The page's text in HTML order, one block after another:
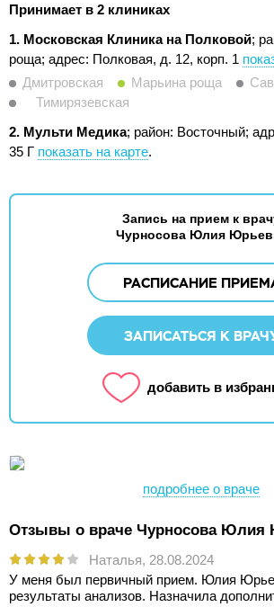
Принимает в 2 клиниках
1. Московская Клиника на Полковой;
роща; адрес: Полковая, д. 12, корп. 1
Дмитровская
Марьина роща
Тимирязевская
2. Мульти Медика; район: Восточный;
35 Г показать на карте.
Запись на прием к
Чурносова Юлия
РАСПИСАНИЕ
ЗАПИСАТЬСЯ К
добавить в
подробнее о враче
Отзывы о враче Чурносова Юлия
Наталья, 28.08.2024
У меня был первичный прием. Юлия
результаты анализов. Назначила